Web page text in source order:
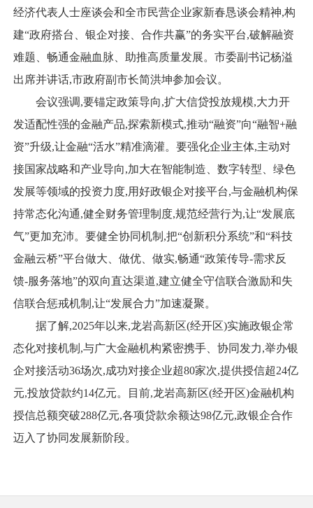
经济代表人士座谈会和全市民营企业家新春恳谈会精神,构
建“政府搭台、银企对接、合作共赢”的务实平台,破解融资
难题、畅通金融血脉、助推高质量发展。市委副书记杨溢
出席并讲话,市政府副市长简洪坤参加会议。
会议强调,要锚定政策导向,扩大信贷投放规模,大力开
发适配性强的金融产品,探索新模式,推动“融资”向“融智+融
资”升级,让金融“活水”精准滴灌。要强化企业主体,主动对
接国家战略和产业导向,加大在智能制造、数字转型、绿色
发展等领域的投资力度,用好政银企对接平台,与金融机构保
持常态化沟通,健全财务管理制度,规范经营行为,让“发展底
气”更加充沛。要健全协同机制,把“创新积分系统”和“科技
金融云桥”平台做大、做优、做实,畅通“政策传导-需求反
馈-服务落地”的双向直达渠道,建立健全守信联合激励和失
信联合惩戒机制,让“发展合力”加速凝聚。
据了解,2025年以来,龙岩高新区(经开区)实施政银企常
态化对接机制,与广大金融机构紧密携手、协同发力,举办银
企对接活动36场次,成功对接企业超80家次,提供授信超24亿
元,投放贷款约14亿元。目前,龙岩高新区(经开区)金融机构
授信总额突破288亿元,各项贷款余额达98亿元,政银企合作
迈入了协同发展新阶段。